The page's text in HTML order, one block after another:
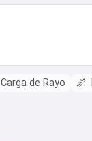
Carga de Rayo 🌌